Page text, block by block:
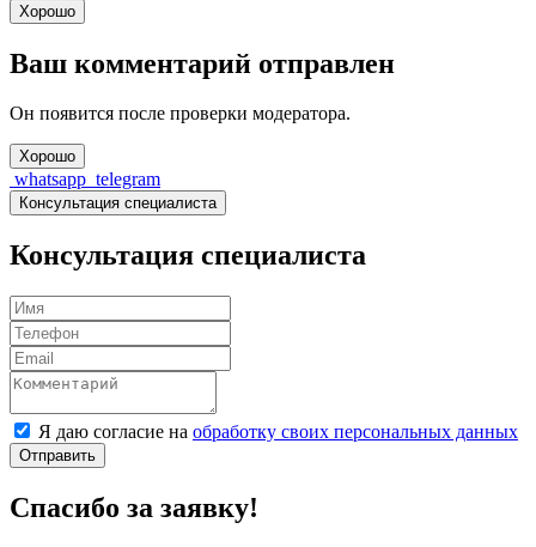
Хорошо
Ваш комментарий отправлен
Он появится после проверки модератора.
Хорошо
whatsapp telegram
Консультация специалиста
Консультация специалиста
Я даю согласие на обработку своих персональных данных
Отправить
Спасибо за заявку!